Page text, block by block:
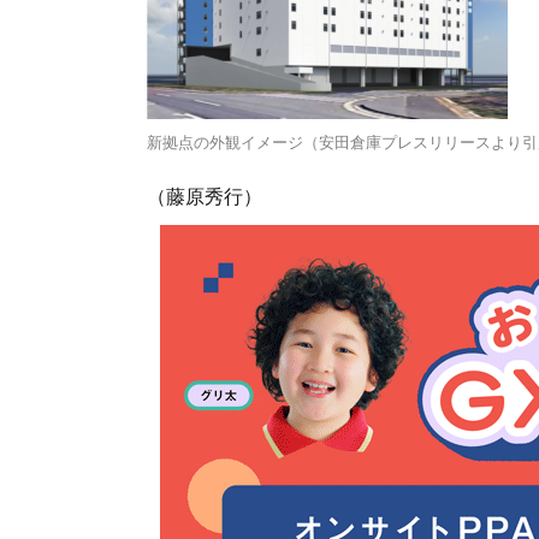
新拠点の外観イメージ（安田倉庫プレスリリースより
（藤原秀行）